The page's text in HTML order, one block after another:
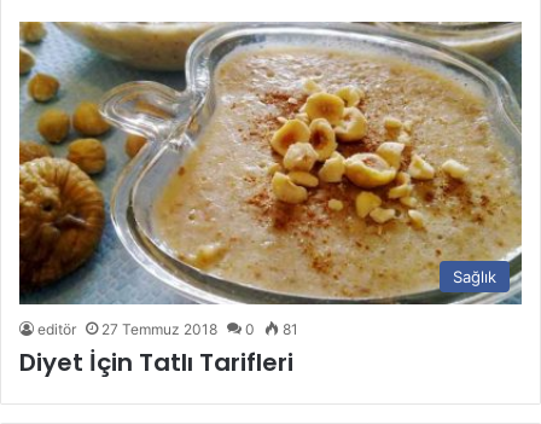
Sağlık
editör 27 Temmuz 2018 0 81
Diyet İçin Tatlı Tarifleri